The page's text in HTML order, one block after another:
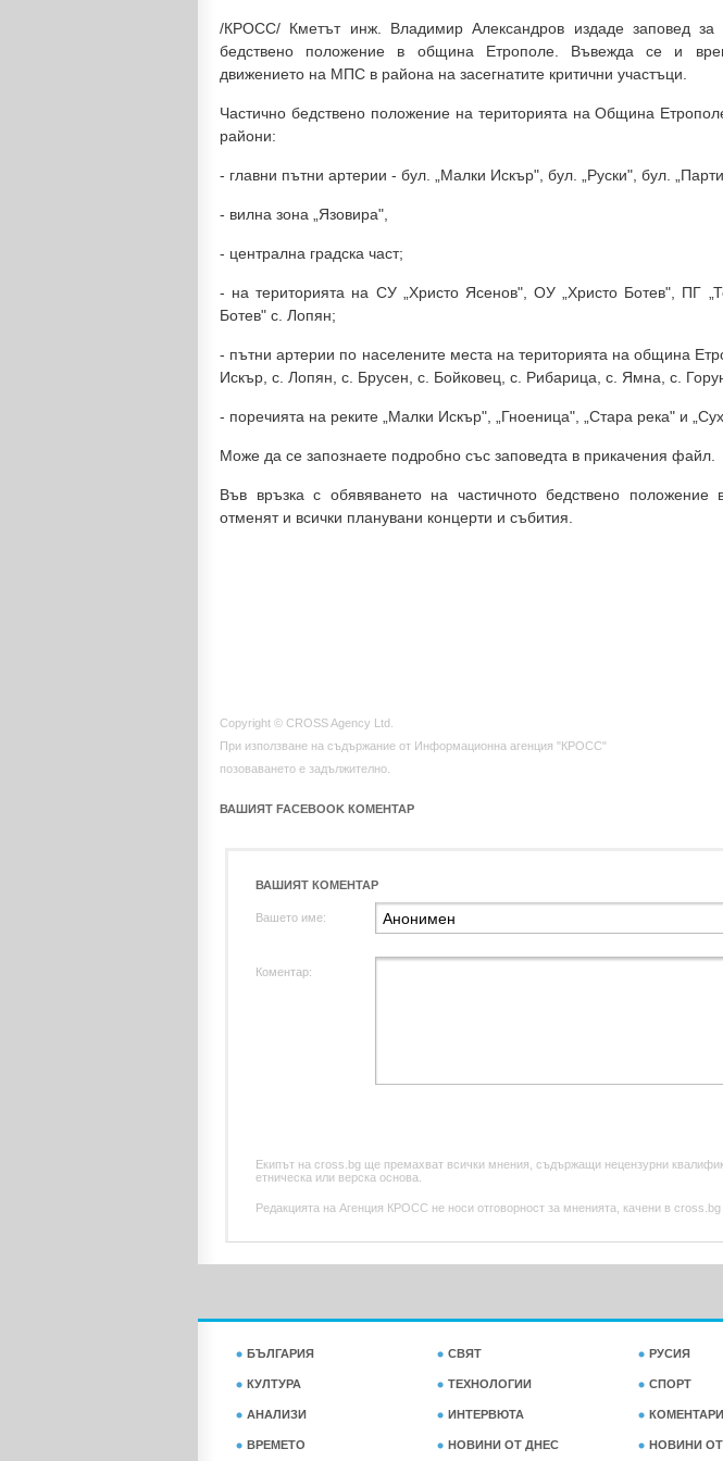
/КРОСС/ Кметът инж. Владимир Александров издаде заповед за
бедствено положение в община Етрополе. Въвежда се и
движението на МПС в района на засегнатите критични участъци.
Частично бедствено положение на територията на Община
райони:
- главни пътни артерии - бул. „Малки Искър", бул. „Руски", бул.
- вилна зона „Язовира",
- централна градска част;
- на територията на СУ „Христо Ясенов", ОУ „Христо Ботев", ПГ
Ботев" с. Лопян;
- пътни артерии по населените места на територията на община
Искър, с. Лопян, с. Брусен, с. Бойковец, с. Рибарица, с. Ямна, с.
- поречията на реките „Малки Искър", „Гноеница", „Стара река" и
Може да се запознаете подробно със заповедта в прикачения файл.
Във връзка с обявяването на частичното бедствено
отменят и всички планувани концерти и събития.
Copyright © CROSS Agency Ltd.
При използване на съдържание от Информационна агенция "КРОСС"
позоваването е задължително.
ВАШИЯТ FACEBOOK КОМЕНТАР
ВАШИЯТ КОМЕНТАР
Вашето име:
Коментар:
Екипът на cross.bg ще премахват всички мнения, съдържащи нецензурни
етническа или верска основа.
Редакцията на Агенция КРОСС не носи отговорност за мненията, качени в cross.bg
БЪЛГАРИЯ СВЯТ РУСИЯ
КУЛТУРА ТЕХНОЛОГИИ СПОРТ
АНАЛИЗИ ИНТЕРВЮТА КОМЕНТАРИ
ВРЕМЕТО НОВИНИ ОТ ДНЕС НОВИНИ ОТ